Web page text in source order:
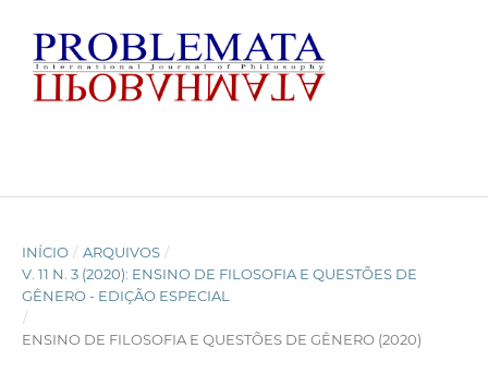
INÍCIO / ARQUIVOS /
V. 11 N. 3 (2020): ENSINO DE FILOSOFIA E QUESTÕES DE
GÊNERO - EDIÇÃO ESPECIAL
/
ENSINO DE FILOSOFIA E QUESTÕES DE GÊNERO (2020)